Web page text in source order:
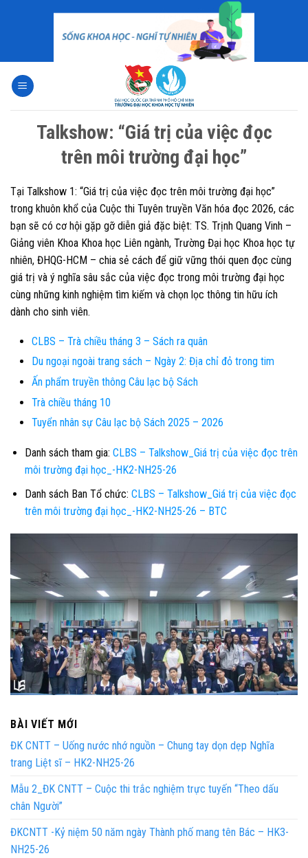
Talkshow: “Giá trị của việc đọc
trên môi trường đại học”
Tại Talkshow 1: “Giá trị của việc đọc trên môi trường đại học”
trong khuôn khổ của Cuộc thi Tuyên truyền Văn hóa đọc 2026, các
bạn sẽ có cơ hội gặp gỡ diễn giả đặc biệt: TS. Trịnh Quang Vinh –
Giảng viên Khoa Khoa học Liên ngành, Trường Đại học Khoa học tự
nhiên, ĐHQG-HCM – chia sẻ cách để giữ vững thói quen đọc cùng
giá trị và ý nghĩa sâu sắc của việc đọc trong môi trường đại học
cùng những kinh nghiệm tìm kiếm và chọn lọc thông tin hữu ích
dành cho sinh viên.
CLBS – Trà chiều tháng 3 – Sách ra quân
Du ngoại ngoài trang sách – Ngày 2: Địa chỉ đỏ trong tim
Ấn phẩm truyền thông Câu lạc bộ Sách
Trà chiều tháng 10
Tuyển nhân sự Câu lạc bộ Sách 2025 – 2026
Danh sách tham gia: CLBS – Talkshow_Giá trị của việc đọc trên
môi trường đại học_-HK2-NH25-26
Danh sách Ban Tổ chức: CLBS – Talkshow_Giá trị của việc đọc
trên môi trường đại học_-HK2-NH25-26 – BTC
BÀI VIẾT MỚI
ĐK CNTT – Uống nước nhớ nguồn – Chung tay dọn dẹp Nghĩa
trang Liệt sĩ – HK2-NH25-26
Mẫu 2_ĐK CNTT – Cuộc thi trắc nghiệm trực tuyến “Theo dấu
chân Người”
ĐKCNTT -Kỷ niệm 50 năm ngày Thành phố mang tên Bác – HK3-
NH25-26